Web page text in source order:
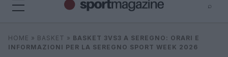
⌕
Cerca
⌕
HOME » BASKET » BASKET 3VS3 A SEREGNO: ORARI E
INFORMAZIONI PER LA SEREGNO SPORT WEEK 2026